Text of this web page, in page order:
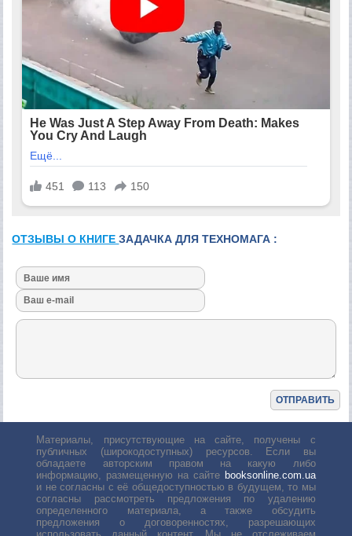
ОТЗЫВЫ О КНИГЕЗАДАЧКА ДЛЯ ТЕХНОМАГА :
Материалы, присутствующие на сайте, получены с
публичных (широкодоступных) ресурсов. Если вы
обладаете авторским правом на какую либо
информацию, размещенную на сайте booksonline.com.ua
и не согласны с её общедоступностью в будущем, то мы
согласны рассмотреть предложения по удалению
определенного материала, а также обсудить
предложения о договоренностях, разрешающих
использовать данный контент. Мы не отслеживаем